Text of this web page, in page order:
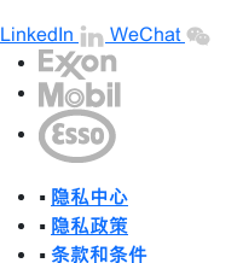
LinkedIn WeChat
• 隐私中心
• 隐私政策
• 条款和条件